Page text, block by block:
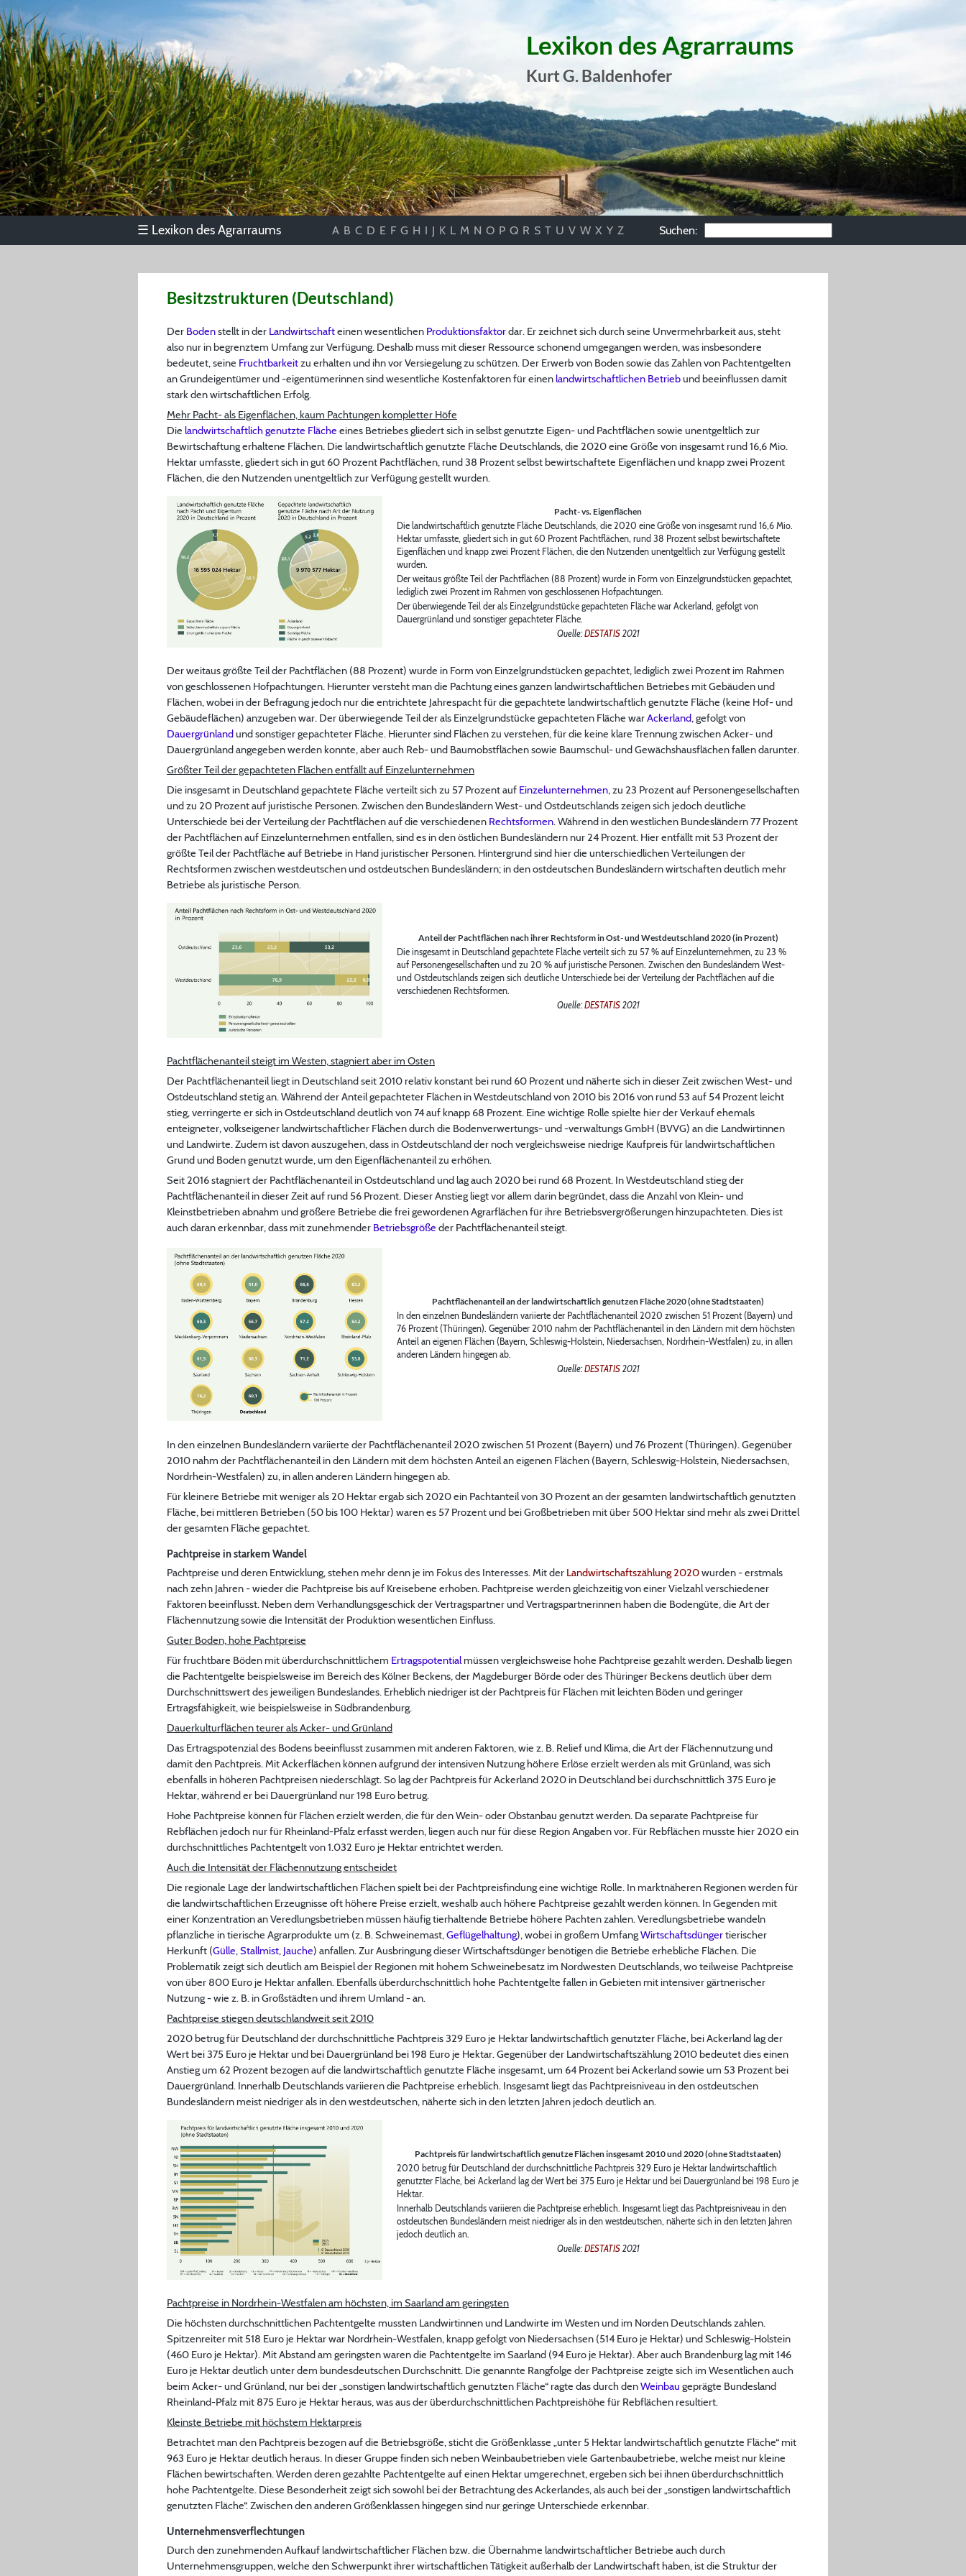
Lexikon des Agrarraums
Kurt G. Baldenhofer
☰ Lexikon des Agrarraums A B C D E F G H I J K L M N O P Q R S T U V W X Y Z Suchen:
Besitzstrukturen (Deutschland)
Der Bodenstellt in der Landwirtschafteinen wesentlichen Produktionsfaktordar. Er zeichnet sich durch seine Unvermehrbarkeit aus, steht
also nur in begrenztem Umfang zur Verfügung. Deshalb muss mit dieser Ressource schonend umgegangen werden, was insbesondere
bedeutet, seine Fruchtbarkeitzu erhalten und ihn vor Versiegelung zu schützen. Der Erwerb von Boden sowie das Zahlen von Pachtentgelten
an Grundeigentümer und -eigentümerinnen sind wesentliche Kostenfaktoren für einenlandwirtschaftlichen Betriebund beeinflussen damit
stark den wirtschaftlichen Erfolg.
Mehr Pacht- als Eigenflächen, kaum Pachtungen kompletter Höfe
Die landwirtschaftlich genutzte Fläche eines Betriebes gliedert sich in selbst genutzte Eigen- und Pachtflächen sowie unentgeltlich zur
Bewirtschaftung erhaltene Flächen. Die landwirtschaftlich genutzte Fläche Deutschlands, die 2020 eine Größe von insgesamt rund 16,6 Mio.
Hektar umfasste, gliedert sich in gut 60 Prozent Pachtflächen, rund 38 Prozent selbst bewirtschaftete Eigenflächen und knapp zwei Prozent
Flächen, die den Nutzenden unentgeltlich zur Verfügung gestellt wurden.
Pacht- vs. Eigenflächen
Die landwirtschaftlich genutzte Fläche Deutschlands, die 2020 eine Größe von insgesamt rund 16,6 Mio.
Hektar umfasste, gliedert sich in gut 60 Prozent Pachtflächen, rund 38 Prozent selbst bewirtschaftete
Eigenflächen und knapp zwei Prozent Flächen, die den Nutzenden unentgeltlich zur Verfügung gestellt
wurden.
Der weitaus größte Teil der Pachtflächen (88 Prozent) wurde in Form von Einzelgrundstücken gepachtet,
lediglich zwei Prozent im Rahmen von geschlossenen Hofpachtungen.
Der überwiegende Teil der als Einzelgrundstücke gepachteten Fläche war Ackerland, gefolgt von
Dauergrünland und sonstiger gepachteter Fläche.
Quelle:DESTATIS2021
Der weitaus größte Teil der Pachtflächen (88 Prozent) wurde in Form von Einzelgrundstücken gepachtet, lediglich zwei Prozent im Rahmen
von geschlossenen Hofpachtungen. Hierunter versteht man die Pachtung eines ganzen landwirtschaftlichen Betriebes mit Gebäuden und
Flächen, wobei in der Befragung jedoch nur die entrichtete Jahrespacht für die gepachtete landwirtschaftlich genutzte Fläche (keine Hof- und
Gebäudeflächen) anzugeben war. Der überwiegende Teil der als Einzelgrundstücke gepachteten Fläche warAckerland, gefolgt von
Dauergrünlandund sonstiger gepachteter Fläche. Hierunter sind Flächen zu verstehen, für die keine klare Trennung zwischen Acker- und
Dauergrünland angegeben werden konnte, aber auch Reb- und Baumobstflächen sowie Baumschul- und Gewächshausflächen fallen darunter.
Größter Teil der gepachteten Flächen entfällt auf Einzelunternehmen
Die insgesamt in Deutschland gepachtete Fläche verteilt sich zu 57 Prozent auf Einzelunternehmen, zu 23 Prozent auf Personengesellschaften
und zu 20 Prozent auf juristische Personen. Zwischen den Bundesländern West- und Ostdeutschlands zeigen sich jedoch deutliche
Unterschiede bei der Verteilung der Pachtflächen auf die verschiedenen Rechtsformen. Während in den westlichen Bundesländern 77 Prozent
der Pachtflächen auf Einzelunternehmen entfallen, sind es in den östlichen Bundesländern nur 24 Prozent. Hier entfällt mit 53 Prozent der
größte Teil der Pachtfläche auf Betriebe in Hand juristischer Personen. Hintergrund sind hier die unterschiedlichen Verteilungen der
Rechtsformen zwischen westdeutschen und ostdeutschen Bundesländern; in den ostdeutschen Bundesländern wirtschaften deutlich mehr
Betriebe als juristische Person.
Anteil der Pachtflächen nach ihrer Rechtsform in Ost- und Westdeutschland 2020 (in Prozent)
Die insgesamt in Deutschland gepachtete Fläche verteilt sich zu 57 % auf Einzelunternehmen, zu 23 %
auf Personengesellschaften und zu 20 % auf juristische Personen. Zwischen den Bundesländern West-
und Ostdeutschlands zeigen sich deutliche Unterschiede bei der Verteilung der Pachtflächen auf die
verschiedenen Rechtsformen.
Quelle:DESTATIS2021
Pachtflächenanteil steigt im Westen, stagniert aber im Osten
Der Pachtflächenanteil liegt in Deutschland seit 2010 relativ konstant bei rund 60 Prozent und näherte sich in dieser Zeit zwischen West- und
Ostdeutschland stetig an. Während der Anteil gepachteter Flächen in Westdeutschland von 2010 bis 2016 von rund 53 auf 54 Prozent leicht
stieg, verringerte er sich in Ostdeutschland deutlich von 74 auf knapp 68 Prozent. Eine wichtige Rolle spielte hier der Verkauf ehemals
enteigneter, volkseigener landwirtschaftlicher Flächen durch die Bodenverwertungs- und -verwaltungs GmbH (BVVG) an die Landwirtinnen
und Landwirte. Zudem ist davon auszugehen, dass in Ostdeutschland der noch vergleichsweise niedrige Kaufpreis für landwirtschaftlichen
Grund und Boden genutzt wurde, um den Eigenflächenanteil zu erhöhen.
Seit 2016 stagniert der Pachtflächenanteil in Ostdeutschland und lag auch 2020 bei rund 68 Prozent. In Westdeutschland stieg der
Pachtflächenanteil in dieser Zeit auf rund 56 Prozent. Dieser Anstieg liegt vor allem darin begründet, dass die Anzahl von Klein- und
Kleinstbetrieben abnahm und größere Betriebe die frei gewordenen Agrarflächen für ihre Betriebsvergrößerungen hinzupachteten. Dies ist
auch daran erkennbar, dass mit zunehmender Betriebsgröße der Pachtflächenanteil steigt.
Pachtflächenanteil an der landwirtschaftlich genutzen Fläche 2020 (ohne Stadtstaaten)
In den einzelnen Bundesländern variierte der Pachtflächenanteil 2020 zwischen 51 Prozent (Bayern) und
76 Prozent (Thüringen). Gegenüber 2010 nahm der Pachtflächenanteil in den Ländern mit dem höchsten
Anteil an eigenen Flächen (Bayern, Schleswig-Holstein, Niedersachsen, Nordrhein-Westfalen) zu, in allen
anderen Ländern hingegen ab.
Quelle:DESTATIS2021
In den einzelnen Bundesländern variierte der Pachtflächenanteil 2020 zwischen 51 Prozent (Bayern) und 76 Prozent (Thüringen). Gegenüber
2010 nahm der Pachtflächenanteil in den Ländern mit dem höchsten Anteil an eigenen Flächen (Bayern, Schleswig-Holstein, Niedersachsen,
Nordrhein-Westfalen) zu, in allen anderen Ländern hingegen ab.
Für kleinere Betriebe mit weniger als 20 Hektar ergab sich 2020 ein Pachtanteil von 30 Prozent an der gesamten landwirtschaftlich genutzten
Fläche, bei mittleren Betrieben (50 bis 100 Hektar) waren es 57 Prozent und bei Großbetrieben mit über 500 Hektar sind mehr als zwei Drittel
der gesamten Fläche gepachtet.
Pachtpreise in starkem Wandel
Pachtpreise und deren Entwicklung, stehen mehr denn je im Fokus des Interesses. Mit der Landwirtschaftszählung 2020wurden - erstmals
nach zehn Jahren - wieder die Pachtpreise bis auf Kreisebene erhoben. Pachtpreise werden gleichzeitig von einer Vielzahl verschiedener
Faktoren beeinflusst. Neben dem Verhandlungsgeschick der Vertragspartner und Vertragspartnerinnen haben die Bodengüte, die Art der
Flächennutzung sowie die Intensität der Produktion wesentlichen Einfluss.
Guter Boden, hohe Pachtpreise
Für fruchtbare Böden mit überdurchschnittlichem Ertragspotentialmüssen vergleichsweise hohe Pachtpreise gezahlt werden. Deshalb liegen
die Pachtentgelte beispielsweise im Bereich des Kölner Beckens, der Magdeburger Börde oder des Thüringer Beckens deutlich über dem
Durchschnittswert des jeweiligen Bundeslandes. Erheblich niedriger ist der Pachtpreis für Flächen mit leichten Böden und geringer
Ertragsfähigkeit, wie beispielsweise in Südbrandenburg.
Dauerkulturflächen teurer als Acker- und Grünland
Das Ertragspotenzial des Bodens beeinflusst zusammen mit anderen Faktoren, wie z. B. Relief und Klima, die Art der Flächennutzung und
damit den Pachtpreis. Mit Ackerflächen können aufgrund der intensiven Nutzung höhere Erlöse erzielt werden als mit Grünland, was sich
ebenfalls in höheren Pachtpreisen niederschlägt. So lag der Pachtpreis für Ackerland 2020 in Deutschland bei durchschnittlich 375 Euro je
Hektar, während er bei Dauergrünland nur 198 Euro betrug.
Hohe Pachtpreise können für Flächen erzielt werden, die für den Wein- oder Obstanbau genutzt werden. Da separate Pachtpreise für
Rebflächen jedoch nur für Rheinland-Pfalz erfasst werden, liegen auch nur für diese Region Angaben vor. Für Rebflächen musste hier 2020 ein
durchschnittliches Pachtentgelt von 1.032 Euro je Hektar entrichtet werden.
Auch die Intensität der Flächennutzung entscheidet
Die regionale Lage der landwirtschaftlichen Flächen spielt bei der Pachtpreisfindung eine wichtige Rolle. In marktnäheren Regionen werden für
die landwirtschaftlichen Erzeugnisse oft höhere Preise erzielt, weshalb auch höhere Pachtpreise gezahlt werden können. In Gegenden mit
einer Konzentration an Veredlungsbetrieben müssen häufig tierhaltende Betriebe höhere Pachten zahlen. Veredlungsbetriebe wandeln
pflanzliche in tierische Agrarprodukte um (z. B. Schweinemast,Geflügelhaltung), wobei in großem UmfangWirtschaftsdüngertierischer
Herkunft (Gülle,Stallmist, Jauche) anfallen. Zur Ausbringung dieser Wirtschaftsdünger benötigen die Betriebe erhebliche Flächen. Die
Problematik zeigt sich deutlich am Beispiel der Regionen mit hohem Schweinebesatz im Nordwesten Deutschlands, wo teilweise Pachtpreise
von über 800 Euro je Hektar anfallen. Ebenfalls überdurchschnittlich hohe Pachtentgelte fallen in Gebieten mit intensiver gärtnerischer
Nutzung - wie z. B. in Großstädten und ihrem Umland - an.
Pachtpreise stiegen deutschlandweit seit 2010
2020 betrug für Deutschland der durchschnittliche Pachtpreis 329 Euro je Hektar landwirtschaftlich genutzter Fläche, bei Ackerland lag der
Wert bei 375 Euro je Hektar und bei Dauergrünland bei 198 Euro je Hektar. Gegenüber der Landwirtschaftszählung 2010 bedeutet dies einen
Anstieg um 62 Prozent bezogen auf die landwirtschaftlich genutzte Fläche insgesamt, um 64 Prozent bei Ackerland sowie um 53 Prozent bei
Dauergrünland. Innerhalb Deutschlands variieren die Pachtpreise erheblich. Insgesamt liegt das Pachtpreisniveau in den ostdeutschen
Bundesländern meist niedriger als in den westdeutschen, näherte sich in den letzten Jahren jedoch deutlich an.
Pachtpreis für landwirtschaftlich genutze Flächen insgesamt 2010 und 2020 (ohne Stadtstaaten)
2020 betrug für Deutschland der durchschnittliche Pachtpreis 329 Euro je Hektar landwirtschaftlich
genutzter Fläche, bei Ackerland lag der Wert bei 375 Euro je Hektar und bei Dauergrünland bei 198 Euro je
Hektar.
Innerhalb Deutschlands variieren die Pachtpreise erheblich. Insgesamt liegt das Pachtpreisniveau in den
ostdeutschen Bundesländern meist niedriger als in den westdeutschen, näherte sich in den letzten Jahren
jedoch deutlich an.
Quelle:DESTATIS2021
Pachtpreise in Nordrhein-Westfalen am höchsten, im Saarland am geringsten
Die höchsten durchschnittlichen Pachtentgelte mussten Landwirtinnen und Landwirte im Westen und im Norden Deutschlands zahlen.
Spitzenreiter mit 518 Euro je Hektar war Nordrhein-Westfalen, knapp gefolgt von Niedersachsen (514 Euro je Hektar) und Schleswig-Holstein
(460 Euro je Hektar). Mit Abstand am geringsten waren die Pachtentgelte im Saarland (94 Euro je Hektar). Aber auch Brandenburg lag mit 146
Euro je Hektar deutlich unter dem bundesdeutschen Durchschnitt. Die genannte Rangfolge der Pachtpreise zeigte sich im Wesentlichen auch
beim Acker- und Grünland, nur bei der „sonstigen landwirtschaftlich genutzten Fläche“ ragte das durch denWeinbau geprägte Bundesland
Rheinland-Pfalz mit 875 Euro je Hektar heraus, was aus der überdurchschnittlichen Pachtpreishöhe für Rebflächen resultiert.
Kleinste Betriebe mit höchstem Hektarpreis
Betrachtet man den Pachtpreis bezogen auf die Betriebsgröße, sticht die Größenklasse „unter 5 Hektar landwirtschaftlich genutzte Fläche“ mit
963 Euro je Hektar deutlich heraus. In dieser Gruppe finden sich neben Weinbaubetrieben viele Gartenbaubetriebe, welche meist nur kleine
Flächen bewirtschaften. Werden deren gezahlte Pachtentgelte auf einen Hektar umgerechnet, ergeben sich bei ihnen überdurchschnittlich
hohe Pachtentgelte. Diese Besonderheit zeigt sich sowohl bei der Betrachtung des Ackerlandes, als auch bei der „sonstigen landwirtschaftlich
genutzten Fläche“. Zwischen den anderen Größenklassen hingegen sind nur geringe Unterschiede erkennbar.
Unternehmensverflechtungen
Durch den zunehmenden Aufkauf landwirtschaftlicher Flächen bzw. die Übernahme landwirtschaftlicher Betriebe auch durch
Unternehmensgruppen, welche den Schwerpunkt ihrer wirtschaftlichen Tätigkeit außerhalb der Landwirtschaft haben, ist die Struktur der